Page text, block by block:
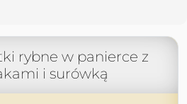
rybne w panierce z
i surówką